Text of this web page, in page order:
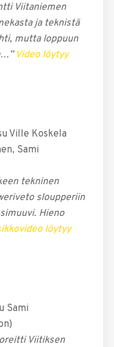
Viitaniemen
ja teknistä
mutta loppuun
Video löytyy
Ville Koskela
Sami
tekninen
sloupperiin
Hieno
löytyy
Sami
Viitiksen